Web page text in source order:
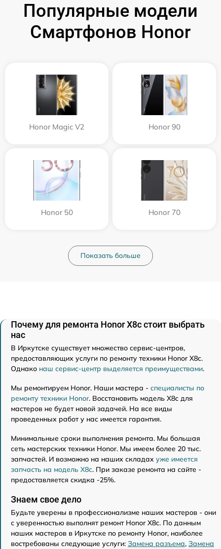
Популярные модели
Смартфонов Honor
Honor Magic V2 Honor 90
Honor 50 Honor 70
Показать больше
Почему для ремонта Honor X8c стоит выбрать
нас
В Иркутске существует множество сервис-центров,
предоставляющих услуги по ремонту техники Honor X8c.
Однако наш сервис-центр выделяется преимуществами.
Мы ремонтируем Honor. Наши мастера - специалисты по
ремонту техники Honor. Восстановить модель X8c для
мастеров не будет новой задачей. На все виды
проведенных работ у нас имеется гарантия.
Минимальные сроки выполнения ремонта. Мы большая
сеть мастерских техники Honor. Мы имеем более 20 тыс.
запчастей. И возможно на наших складах уже имеется
запчасть на модель X8c. При заказе ремонта на сайте -
предоставляется скидка -25%.
Знаем свое дело
Будьте уверены в профессионализме наших мастеров - они
с уверенностью выполнят ремонт Honor X8c. По данным
наших мастеров в Иркутске по ремонту Honor, наиболее
востребованы следующие услуги: Замена разъема, Замена